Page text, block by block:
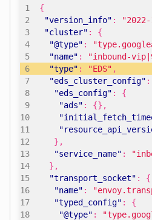
{
"version_info" :
"cluster" :
{
"@type" :
"name" :
"inbound-
"type" : "EDS" ,
"eds_cluster_config" :
"eds_config" :
{
"ads" :
{},
},
"service_name" :
},
"transport_socket" :
{
"name" :
"typed_config" :
{
"@type" :